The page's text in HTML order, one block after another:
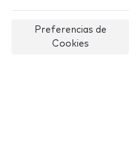
Preferencias de
Cookies